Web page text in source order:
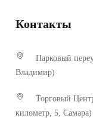
Контакты
Парковый
Владимир)
Торговый
километр, 5, Самара)